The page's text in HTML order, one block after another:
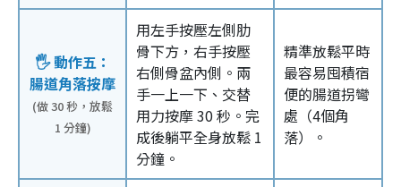
🖐️ 動作五：
腸道角落按摩
(做 30 秒，放鬆
1 分鐘)
用左手按壓左側肋
骨下方，右手按壓
右側骨盆內側。兩
手一上一下、交替
用力按摩 30 秒。完
成後躺平全身放鬆 1
分鐘。
精準放鬆平時
最容易囤積宿
便的腸道拐彎
處（4個角
落）。